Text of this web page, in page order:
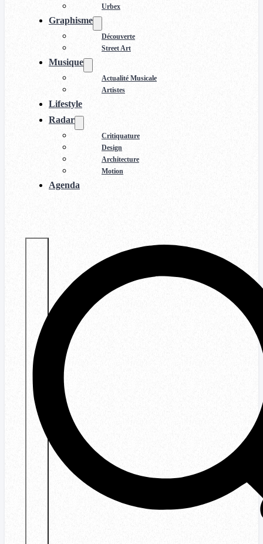
Urbex
Graphisme
Découverte
Street Art
Musique
Actualité Musicale
Artistes
Lifestyle
Radar
Critiquature
Design
Architecture
Motion
Agenda